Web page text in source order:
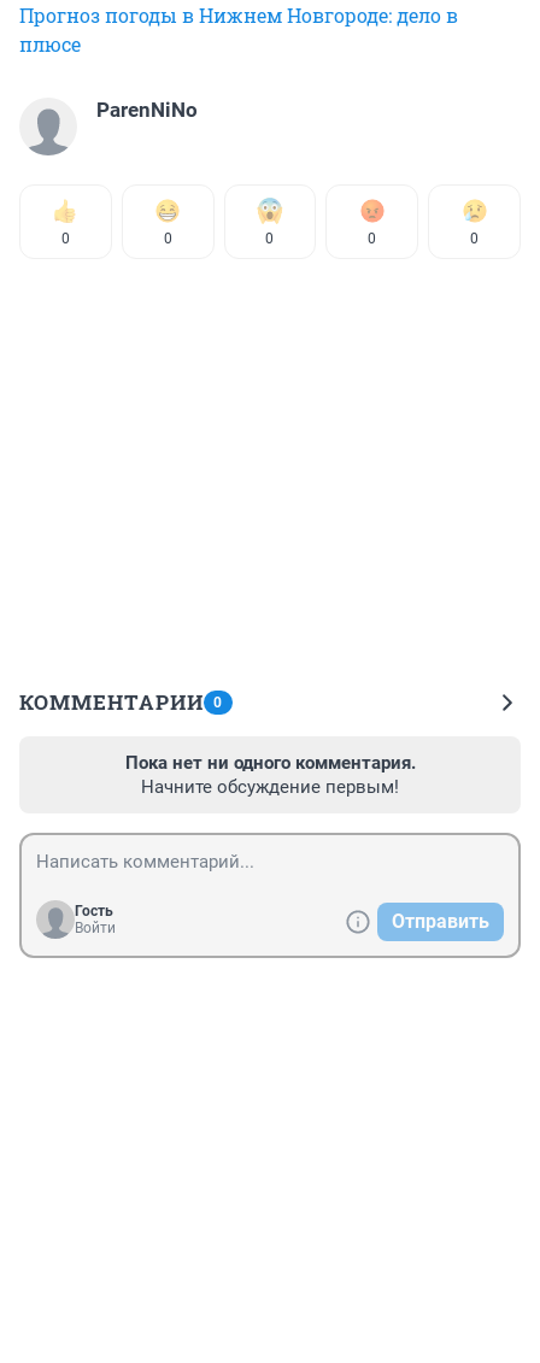
Прогноз погоды в Нижнем Новгороде: дело в
плюсе
ParenNiNo
0 0 0 0 0
КОММЕНТАРИИ 0
Пока нет ни одного комментария.
Начните обсуждение первым!
Гость
Войти
Отправить